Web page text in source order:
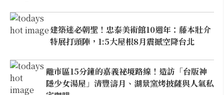
建築迷必朝聖！忠泰美術館10週年：藤本壯介
特展打頭陣，1:5大屋根8月震撼空降台北
離市區15分鐘的嘉義祕境路線！造訪「台版神
隱少女湯屋」清豐濤月、湖景窯烤披薩與人氣私